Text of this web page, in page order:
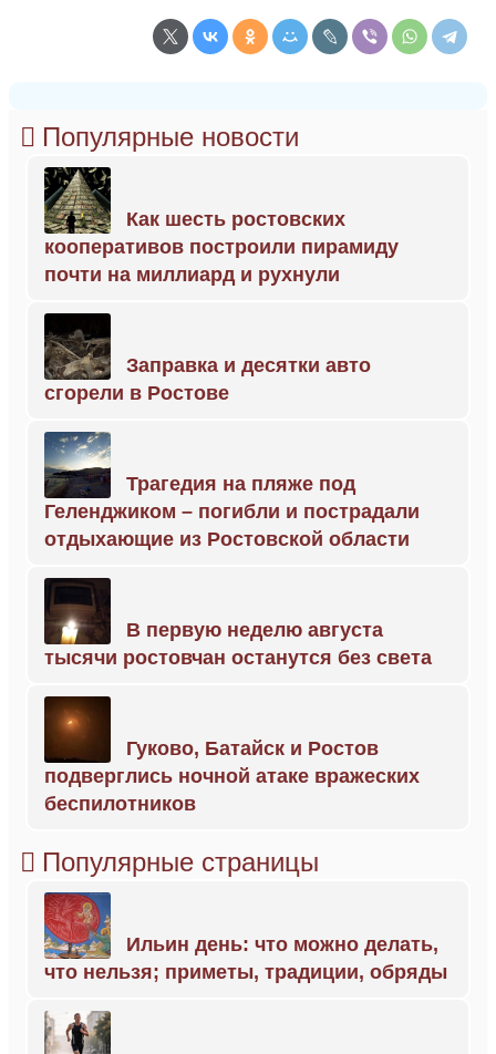
Популярные новости
Как шесть ростовских
кооперативов построили пирамиду
почти на миллиард и рухнули
Заправка и десятки авто
сгорели в Ростове
Трагедия на пляже под
Геленджиком – погибли и пострадали
отдыхающие из Ростовской области
В первую неделю августа
тысячи ростовчан останутся без света
Гуково, Батайск и Ростов
подверглись ночной атаке вражеских
беспилотников
Популярные страницы
Ильин день: что можно делать,
что нельзя; приметы, традиции, обряды